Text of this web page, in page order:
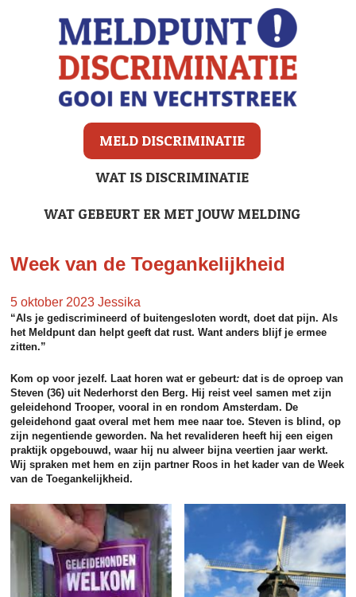
MELD DISCRIMINATIE
WAT IS DISCRIMINATIE
WAT GEBEURT ER MET JOUW MELDING
Week van de Toegankelijkheid
5 oktober 2023 Jessika
“Als je gediscrimineerd of buitengesloten wordt, doet dat pijn. Als
het Meldpunt dan helpt geeft dat rust. Want anders blijf je ermee
zitten.”
Kom op voor jezelf. Laat horen wat er gebeurt:dat is de oproep van
Steven (36) uit Nederhorst den Berg. Hij reist veel samen met zijn
geleidehond Trooper, vooral in en rondom Amsterdam. De
geleidehond gaat overal met hem mee naar toe. Steven is blind, op
zijn negentiende geworden. Na het revalideren heeft hij een eigen
praktijk opgebouwd, waar hij nu alweer bijna veertien jaar werkt.
Wij spraken met hem en zijn partner Roos in het kader van de Week
van de Toegankelijkheid.